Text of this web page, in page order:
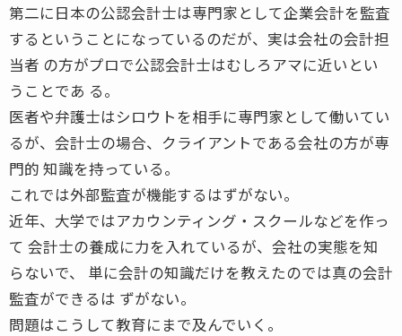
第二に日本の公認会計士は専門家として企業会計を監査
するということになっているのだが、実は会社の会計担
当者 の方がプロで公認会計士はむしろアマに近いとい
うことであ る。
医者や弁護士はシロウトを相手に専門家として働いてい
るが、会計士の場合、クライアントである会社の方が専
門的 知識を持っている。
これでは外部監査が機能するはずがない。
近年、大学ではアカウンティング・スクールなどを作っ
て 会計士の養成に力を入れているが、会社の実態を知
らないで、 単に会計の知識だけを教えたのでは真の会計
監査ができるは ずがない。
問題はこうして教育にまで及んでいく。